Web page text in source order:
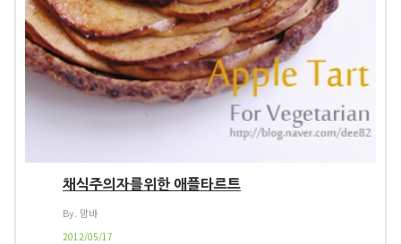
채식주의자를위한 애플타르트
By. 맘바
2012/05/17